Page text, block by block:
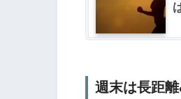
週末は長距